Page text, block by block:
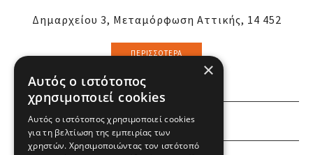
Δημαρχείου 3, Μεταμόρφωση Αττικής, 14 452
ΠΕΡΙΣΣΌΤΕΡΑ
ΕΜΕΙΣ
×
Αυτός ο ιστότοπος
χρησιμοποιεί cookies
Αυτός ο ιστότοπος χρησιμοποιεί cookies
για τη βελτίωση της εμπειρίας των
χρηστών. Χρησιμοποιώντας τον ιστότοπό